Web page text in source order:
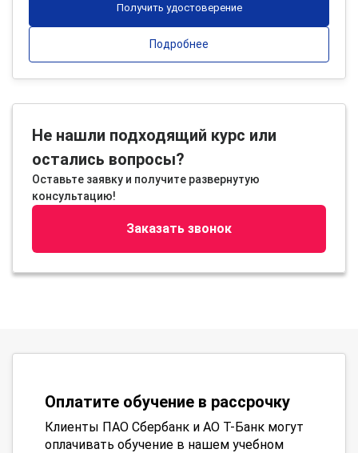
Получить удостоверение
Подробнее
Не нашли подходящий курс или
остались вопросы?
Оставьте заявку и получите развернутую
консультацию!
Заказать звонок
Оплатите обучение в рассрочку
Клиенты ПАО Сбербанк и АО Т-Банк могут
оплачивать обучение в нашем учебном